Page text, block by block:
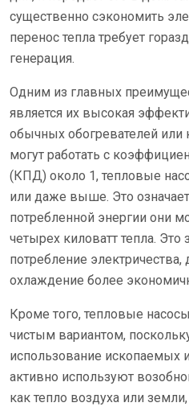
существенно сэкономить
перенос тепла требует
генерация.
Одним из главных
является их высокая
обычных обогревателей
могут работать с
(КПД) около 1, тепловые
или даже выше. Это
потребленной энергии они
четырех киловатт тепла. Это
потребление электричества,
охлаждение более
Кроме того, тепловые
чистым вариантом,
использование ископаемых
активно используют
как тепло воздуха или